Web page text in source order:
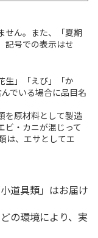
せん。また、「夏期
記号での表示はせ
生」「えび」「か
でいる場合に品目名
を原材料として製造
ビ・カニが混じって
は、エサとしてエ
道具類」はお届け
の環境により、実